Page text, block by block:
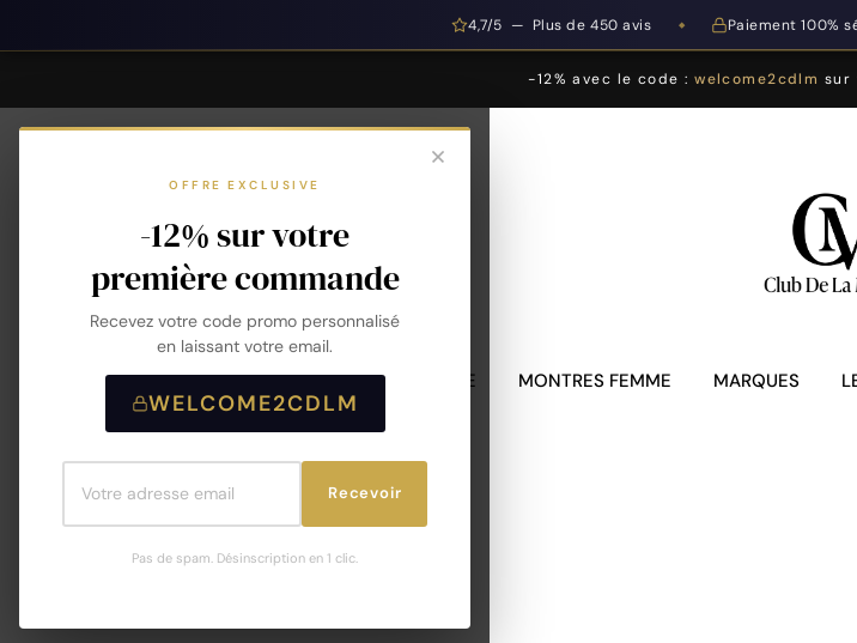
4,7/5 — Plus de 450 avis ◆ Paiement 100%
-12% avec le code :welcome2cdlm sur
OFFRE EXCLUSIVE
-12% sur votre
première commande
Recevez votre code promo personnalisé
en laissant votre email.
WELCOME2CDLM
Recevoir
Pas de spam. Désinscription en 1 clic.
MONTRES HOMME MONTRES FEMME MARQUES